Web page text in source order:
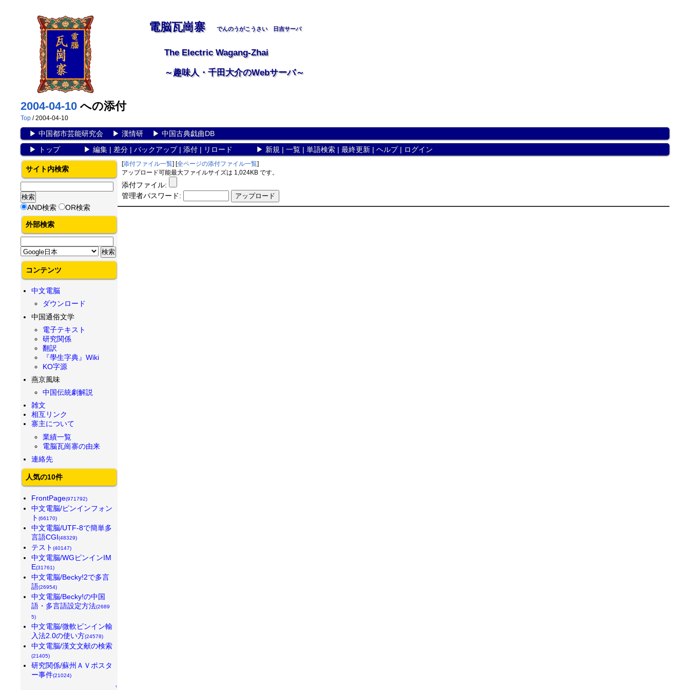
電脳瓦崗寨 でんのうがこうさい 日吉サーバ
The Electric Wagang-Zhai
～趣味人・千田大介のWebサーバ～
2004-04-10への添付
Top/ 2004-04-10
▶ 中国都市芸能研究会▶ 漢情研▶ 中国古典戯曲DB
▶
トップ▶ 編集| 差分| バックアップ| 添付| リロード ▶ 新規 | 一覧| 単語検索| 最終更新| ヘルプ| ログイン
[添付ファイル一覧] [全ページの添付ファイル一覧]
アップロード可能最大ファイルサイズは 1,024KB です。
添付ファイル:
管理者パスワード:
サイト内検索
AND検索 OR検索
外部検索
コンテンツ
中文電脳
ダウンロード
中国通俗文学
電子テキスト
研究関係
翻訳
『學生字典』Wiki
KO字源
燕京風味
中国伝統劇解説
雑文
相互リンク
寨主について
業績一覧
電脳瓦崗寨の由来
連絡先
人気の10件
FrontPage(971792)
中文電脳/ピンインフォン
ト(66170)
中文電脳/UTF-8で簡単多
言語CGI(48329)
テスト(40147)
中文電脳/WGピンインIM
E(31761)
中文電脳/Becky!2で多言
語(26954)
中文電脳/Becky!の中国
語・多言語設定方法(2689
5)
中文電脳/微軟ピンイン輸
入法2.0の使い方(24578)
中文電脳/漢文文献の検索
(21405)
研究関係/蘇州ＡＶポスタ
ー事件(21024)
↑